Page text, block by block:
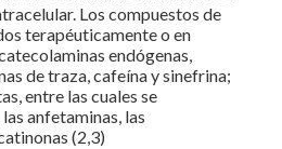
Los compuestos de
terapéuticamente o en
endógenas,
de traza, cafeína y sinefrina;
entre las cuales se
anfetaminas, las
(2,3)